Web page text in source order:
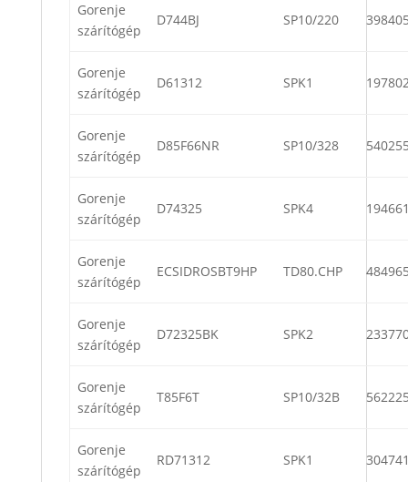
Gorenje
szárítógép
D744BJ SP10/220
Gorenje
szárítógép
D61312 SPK1
Gorenje
szárítógép
D85F66NR SP10/328
Gorenje
szárítógép
D74325 SPK4
Gorenje
szárítógép
ECSIDROSBT9HP TD80.CHP
Gorenje
szárítógép
D72325BK SPK2
Gorenje
szárítógép
T85F6T SP10/32B
Gorenje
szárítógép
RD71312 SPK1